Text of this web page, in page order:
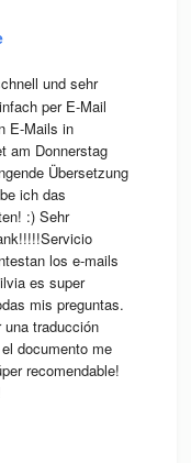
und sehr
per E-Mail
E-Mails in
am Donnerstag
Übersetzung
ich das
:) Sehr
los e-mails
es super
mis preguntas.
traducción
documento me
recomendable!